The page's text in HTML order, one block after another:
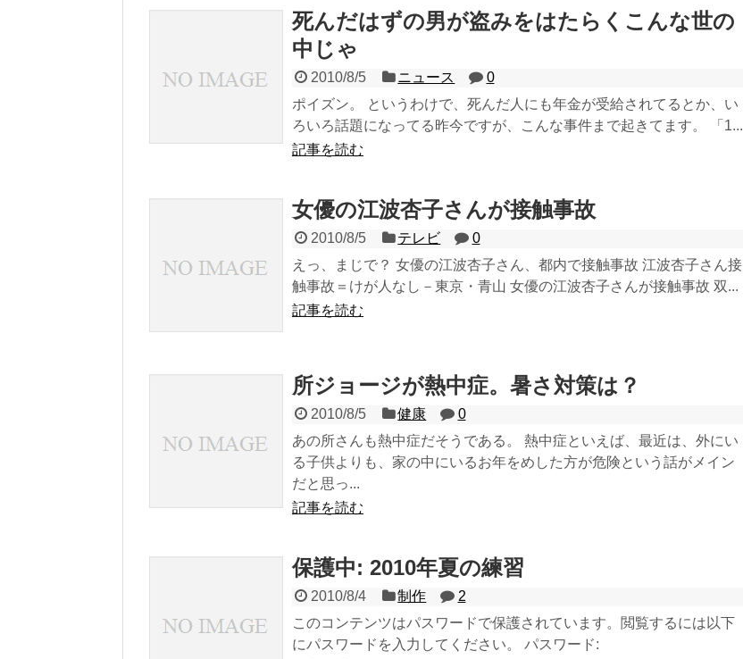
死んだはずの男が盗みをはたらくこんな世の
中じゃ
2010/8/5 ニュース
0
ポイズン。 というわけで、死んだ人にも年金が受給されてるとか、い
ろいろ話題になってる昨今ですが、こんな事件まで起きてます。 「1...
記事を読む
女優の江波杏子さんが接触事故
2010/8/5 テレビ
0
えっ、まじで？ 女優の江波杏子さん、都内で接触事故 江波杏子さん接
触事故＝けが人なし－東京・青山 女優の江波杏子さんが接触事故 双...
記事を読む
所ジョージが熱中症。暑さ対策は？
2010/8/5 健康
0
あの所さんも熱中症だそうである。 熱中症といえば、最近は、外にい
る子供よりも、家の中にいるお年をめした方が危険という話がメイン
だと思っ...
記事を読む
保護中: 2010年夏の練習
2010/8/4 制作
2
このコンテンツはパスワードで保護されています。閲覧するには以下
にパスワードを入力してください。 パスワード: